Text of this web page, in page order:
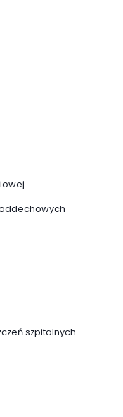
szpitalnych